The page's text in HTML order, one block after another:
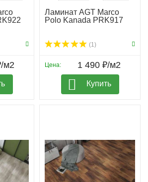
м2
Ламинат AGT Marco
Polo Kanada PRK917
(1)
Цена: 1 490 ₽/м2
Купить